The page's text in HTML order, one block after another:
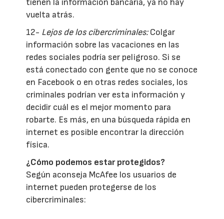
tienen la información bancaria, ya no hay
vuelta atrás.
12- Lejos de los cibercriminales:Colgar
información sobre las vacaciones en las
redes sociales podría ser peligroso. Si se
está conectado con gente que no se conoce
en Facebook o en otras redes sociales, los
criminales podrían ver esta información y
decidir cuál es el mejor momento para
robarte. Es más, en una búsqueda rápida en
internet es posible encontrar la dirección
física.
¿Cómo podemos estar protegidos?
Según aconseja McAfee los usuarios de
internet pueden protegerse de los
cibercriminales: